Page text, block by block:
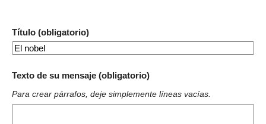
Título (obligatorio)
Texto de su mensaje (obligatorio)
Para crear párrafos, deje simplemente líneas vacías.